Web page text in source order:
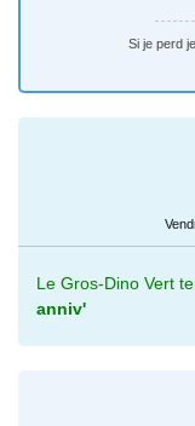
Si je perd
Le Gros-Dino Vert
anniv'